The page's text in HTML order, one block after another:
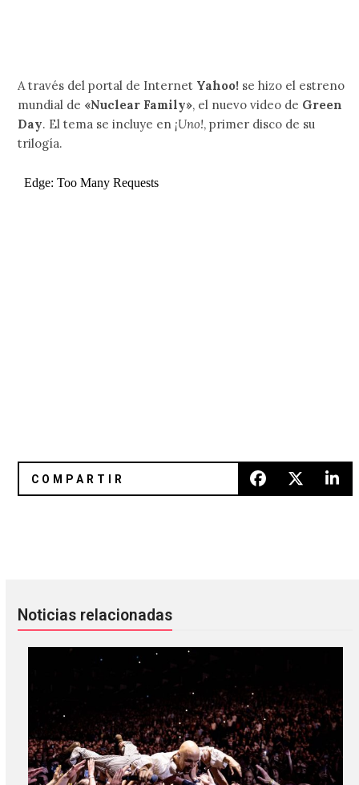
A través del portal de Internet Yahoo! se hizo el estreno
mundial de «Nuclear Family», el nuevo video de Green
Day. El tema se incluye en ¡Uno!, primer disco de su
trilogía.
Noticias relacionadas